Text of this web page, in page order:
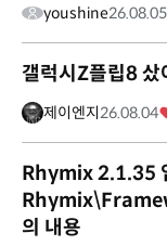
youshine26.08.05
갤럭시Z플립8 샀
제이엔지26.08.04
Rhymix 2.1.35
의 내용